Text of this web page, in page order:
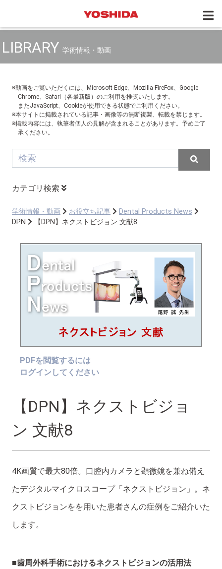
LIBRARY 学術情報・動画
※動画をご覧いただくには、Microsoft Edge、Mozilla FireFox、Google
Chrome、Safari（各最新版）のご利用を推奨いたします。
またJavaScript、Cookieが使用できる状態でご利用ください。
※本サイトに掲載されている記事・画像等の無断複製、転載を禁じます。
※掲載内容には、執筆者個人の見解が含まれることがあります。予めご了
承ください。
カテゴリ検索
学術情報・動画 お役立ち記事
Dental Products News
DPN
【DPN】ネクストビジョン 文献8
PDFを閲覧するには
ログインしてください
【DPN】ネクストビジョ
ン 文献8
4K画質で最大80倍。口腔内カメラと顕微鏡を兼ね備え
たデジタルマイクロスコープ「ネクストビジョン」。ネ
クストビジョンをを用いた患者さんの症例をご紹介いた
します。
■歯周外科手術におけるネクストビジョンの活用法